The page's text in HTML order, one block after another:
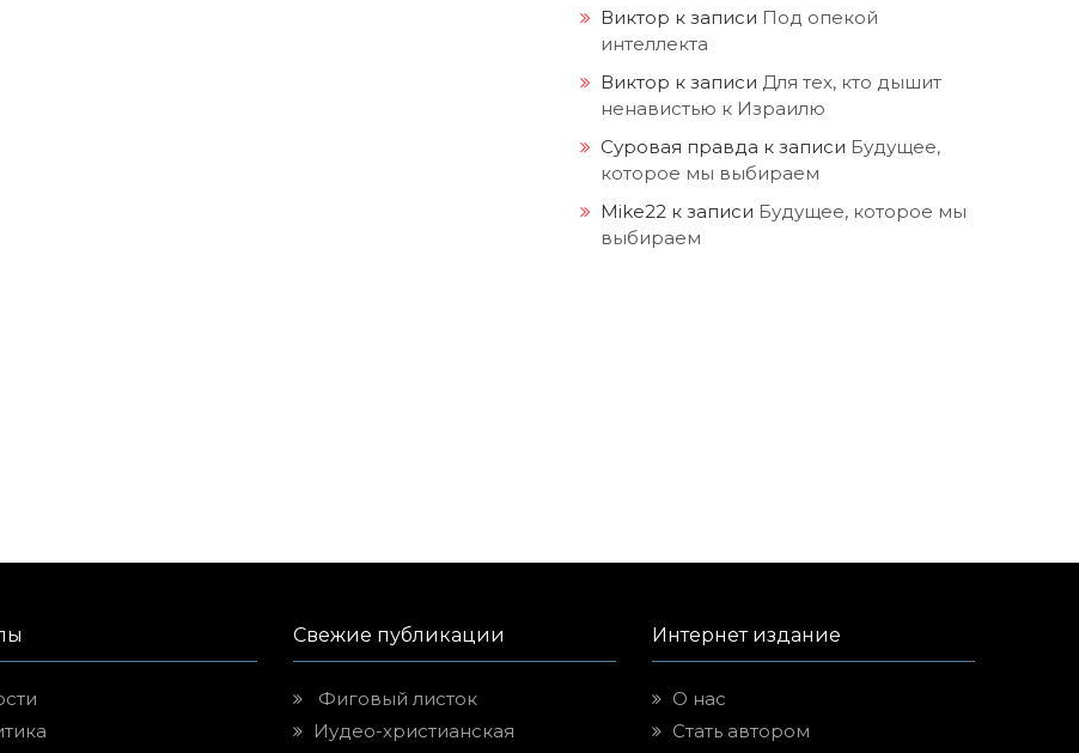
Виктор к записи Под опекой
интеллекта
Виктор к записи Для тех, кто дышит
ненавистью к Израилю
Суровая правда к записи Будущее,
которое мы выбираем
Mike22 к записи Будущее, которое мы
выбираем
Свежие публикации
Фиговый листок
Иудео-христианская
Интернет издание
О нас
Стать автором